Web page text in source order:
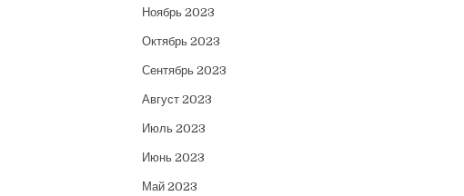
Ноябрь 2023
Октябрь 2023
Сентябрь 2023
Август 2023
Июль 2023
Июнь 2023
Май 2023